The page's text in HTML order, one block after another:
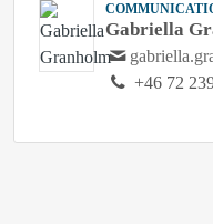
Gabriella
+46 72